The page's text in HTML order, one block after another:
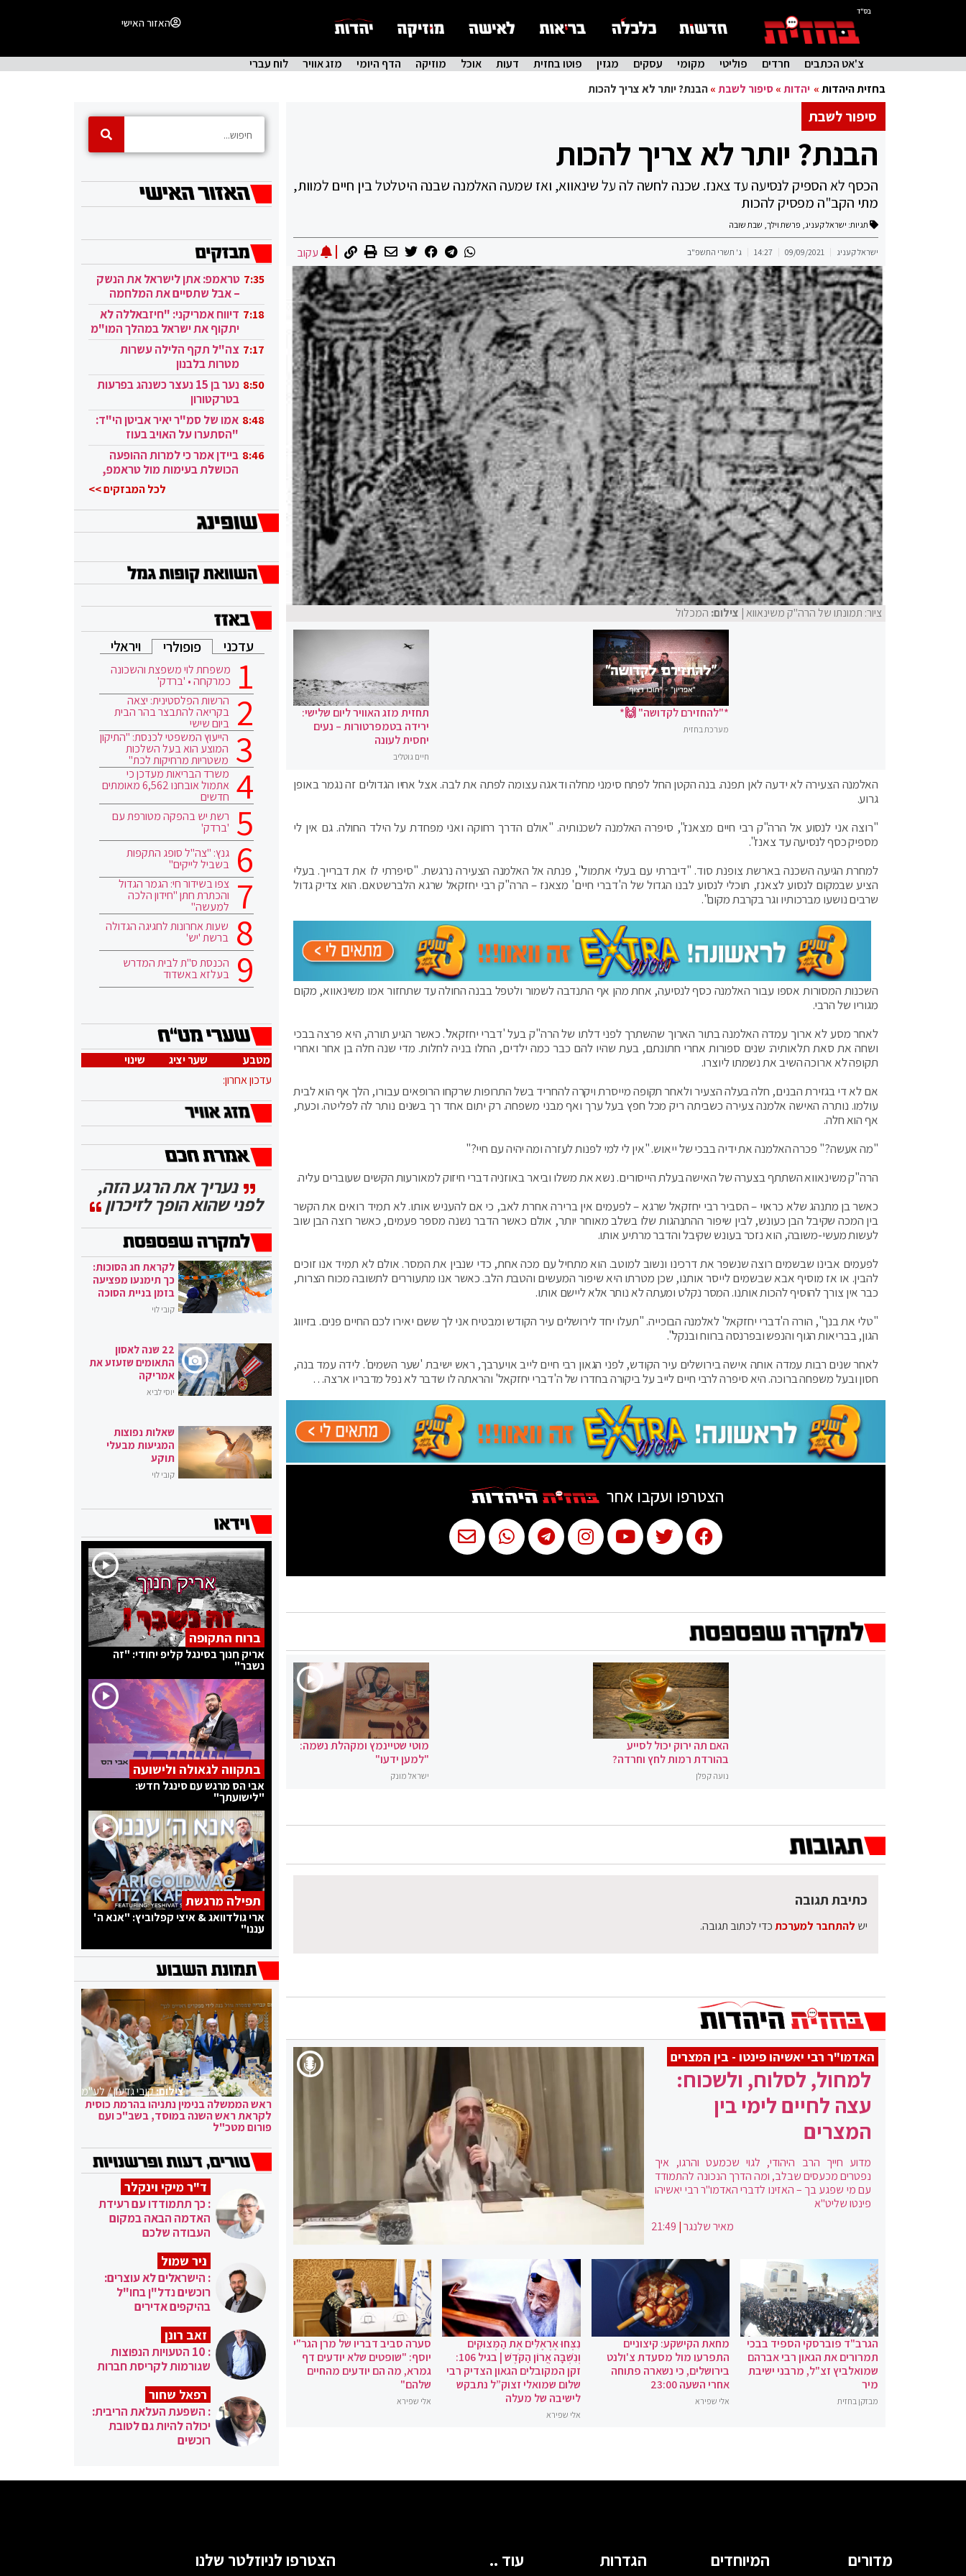
בס"ד
האזור האישי
צ'אט הכתבים חרדים פוליטי מקומי עסקים מגזין פוטו בחזית דעות אוכל מוזיקה הדף היומי מזג אוויר
לוח עברי
בחזית היהדות» יהדות»סיפור לשבת»הבנת? יותר לא צריך להכות
סיפור לשבת
הבנת? יותר לא צריך להכות
הכסף לא הספיק לנסיעה עד צאנז. שכנה לחשה לה על שינאווא, ואז שמעה האלמנה שבנה היטלטל בין חיים למוות,
מתי הקב"ה מפסיק להכות
תגיות: ישראל קעניג, פרשת וילך, שבת שובה
ישראל קעניג 09/09/2021
14:27 ג' תשרי התשפ"ב עקוב
ציור: תמונתו של הרה"ק משינאווא| צילום: המכלול
*"להחזירם לקדושה" 🙌*
מערכת בחזית
תחזית מזג האוויר ליום שלישי:
ירידה בטמפרטורות – נעים
יחסית לעונה
חיים גוטליב
האלמנה הצעירה לא ידעה לאן תפנה. בנה הקטן החל לפתח סימני מחלה ודאגה עצומה לפתה את לבה. אצל אחיו הגדולים זה נגמר באופן
גרוע.
"רוצה אני לנסוע אל הרה"ק רבי חיים מצאנז", סיפרה האלמנה לשכנותיה. "אולם הדרך רחוקה ואני מפחדת על הילד החולה. גם אין לי
מספיק כסף לנסיעה עד צאנז".
למחרת הגיעה השכנה בארשת צופנת סוד. "דיברתי עם בעלי אתמול", פנתה אל האלמנה הצעירה נרגשת. "סיפרתי לו את דברייך. בעלי
הציע שבמקום לנסוע לצאנז, תוכלי לנסוע לבנו הגדול של ה'דברי חיים' מצאנז – הרה"ק רבי יחזקאל שרגא הלברשטאם. הוא צדיק גדול
שרבים נושעו מברכותיו וגר בקרבת מקום".
השכנות המסורות אספו עבור האלמנה כסף לנסיעה, אחת מהן אף התנדבה לשמור ולטפל בבנה החולה עד שתחזור אמו משינאווא, מקום
מגוריו של הרבי.
לאחר מסע לא ארוך עמדה האלמנה בתור הארוך שהשתרך לפני דלתו של הרה"ק בעל 'דברי יחזקאל'. כאשר הגיע תורה, היא פרצה בבכי
ושחה את סאת תלאותיה: שנים ספורות אחרי חתונתם, בעת שהיו להם כבר כמה ילדים, החלו בניה לחלות. מדי שנה חלה בן אחר ואחרי
תקופה לא ארוכה השיב את נשמתו ליוצרו.
אם לא די בגזירת הבנים, חלה בעלה הצעיר ולאחר תקופה מייסרת ויקרה להחריד בשל התרופות שרקחו הרופאים עבורו, הלך אף הוא לבית
עולמו. נותרה האישה אלמנה צעירה כשביתה ריק מכל חפץ בעל ערך ואף מבני משפחה. רק יתום אחד רך בשנים נותר לה לפליטה. וכעת,
אף הוא חלה.
"מה אעשה?" פכרה האלמנה את ידיה בבכי של ייאוש. "אין לי למי לפנות לעזרה ומה יהיה עם חיי?"
הרה"ק משינאווא השתתף בצערה של האישה בעלת הייסורים. נשא את משלו וביאר באוזניה דברי חיזוק למאורעות הקשים שעוברים עליה.
כאשר בן מתנהג שלא כראוי – הסביר רבי יחזקאל שרגא – לפעמים אין ברירה אחרת לאב, כי אם להעניש אותו. לא תמיד רואים את הקשר
בין המכה שקיבל הבן כעונש, לבין שיפור ההתנהגות שלו בשלב מאוחר יותר, אולם כאשר הדבר נשנה מספר פעמים, כאשר רוצה הבן שוב
לעשות מעשי-משובה, הוא נזכר בעונש שקיבל והדבר מרתיע אותו.
לפעמים אבינו שבשמים רוצה שנשפר את דרכינו ונשוב למוטב. הוא מתחיל עם מכה אחת, כדי שנבין את המסר. אולם לא תמיד אנו זוכים
להבין. או אז מוסיף אבא שבשמים לייסר אותנו, שכן מטרתו היא שיפור המעשים והטבת הלב. כאשר אנו מתעוררים לתשובה מכוח הצרות,
כבר אין צורך להוסיף להכות אותנו. המסר נקלט ומעתה לא נותר אלא ליישם אותו.
"טלי את בנך", הורה ה'דברי יחזקאל' לאלמנה הבוכייה. "תעלו יחד לירושלים עיר הקודש ומבטיח אני לך ששם יאירו לכם החיים פנים. בזיווג
הגון, בבריאות הגוף והנפש ובפרנסה ברווח ובנקל".
לאחר שנים רבות עמדה אותה אישה בירושלים עיר הקודש, לפני הגאון רבי חיים לייב אויערבך, ראש ישיבת 'שער השמים'. לידה עמד בנה,
חסון ובעל משפחה ברוכה. היא סיפרה לרבי חיים לייב על ביקורה בחדרו של ה'דברי יחזקאל' והראתה לו שדבר לא נפל מדבריו ארצה…
הצטרפו ועקבו אחר
האם תה ירוק יכול לסייע
בהורדת רמות לחץ וחרדה?
נועה קפלן
מוטי שטיינמץ ומקהלת נשמה:
"למען ידעו"
ישראל מונק
כתיבת תגובה
יש להתחבר למערכתכדי לכתוב תגובה.
האדמו"ר רבי יאשיהו פינטו - בין המצרים
למחול, לסלוח, ולשכוח:
עצה לחיים לימי בין
המצרים
מדוע חייך הרב היהודי, לגוי שכמעט והרגו, איך
נפטרים מכעסים שבלב, ומה הדרך הנכונה להתמודד
עם מי שפגע בך – האזינו לדברי האדמו"ר רבי יאשיהו
פינטו שליט"א
מאיר שלנגר|
21:49
הגרב"ד פוברסקי הספיד בבכי
תמרורים את הגאון רבי אברהם
שמואלביץ זצ"ל, מרבני ישיבת
מיר
מבזקן בחזית
מחאת הקישקע: קיצוניים
התפרעו מול מסעדת צ'ולנט
בירושלים, כי נשארה פתוחה
אחרי השעה 23:00
אלי שפירא
נִצְּחוּ אֶרְאֶלִּים אֶת הַמְּצוּקִים
וְנִשְׁבָּה אֲרוֹן הַקֹּדֶשׁ | בגיל 106:
זקן המקובלים הגאון הצדיק רבי
שלום שמואלי זצוק”ל נתבקש
לישיבה של מעלה
אלי שפירא
סערה סביב דבריו של מרן הגר"י
יוסף: "שופטים שלא יודעים דף
גמרא, מה הם יודעים מהחיים
שלהם"
אלי שפירא
7:35 טראמפ: אתן לישראל את הנשק
– אבל שתסיים את המלחמה
בעזה 7:18 דיווח אמריקני: "חיזבאללה לא
יתקוף את ישראל במהלך המו"מ
בקטאר" 7:17 צה"ל תקף הלילה עשרות
מטרות בלבנון
8:50
נער בן 15 נעצר כשנהג בפרעות
בטרקטורון
8:48 אמו של סמ"ר יאיר אביטן הי"ד:
"הסתערו על האויב בעוז
ובגבורה" 8:46 ביידן אמר כי למרות ההופעה
הכושלת בעימות מול טראמפ,
לכל המבזקים >>
עדכני פופולרי ויראלי
משפחת לוי משפצת והשכונה
כמרקחה • 'ברדק'
הרשות הפלסטינית: יצאה
בקריאה להתבצר בהר הבית
ביום שישי
הייעוץ המשפטי לכנסת: "התיקון
המוצע הוא בעל השלכות
משטריות מרחיקות לכת"
משרד הבריאות מעדכן כי
אתמול אובחנו 6,562 מאומתים
חדשים
רשת יש בהפקה מטורפת עם
'ברדק'
גנץ: "צה"ל סופג התקפות
בשביל לייקים"
צפו בשידור חי: הגמר הגדול
והכתרת חתן "חידון הלכה
למעשה"
שעות אחרונות לחגיגה הגדולה
ברשת 'יש'
הכנסת ס"ת לבית המדרש
בעלזא באשדוד
מטבע שער יציג
שינוי
עדכון אחרון:
נעריך את הרגע הזה,
לפני שהוא הופך לזיכרון
לקראת חג הסוכות:
כך תימנעו מפציעה
בזמן בניית הסוכה
קובי לוי
22 שנה לאסון
התאומים שזעזע את
אמריקה
יוסי לביא
שאלות נפוצות
המגיעות מבעלי
תוקע
קובי לוי
ברוח התקופה
אריק חנוך בסינגל קליפ יחודי: "זה
נשבר"
בתקווה לגאולה ולישועה
אבי הס מרגש עם סינגל חדש:
"לישועתך"
תפילה מרגשת
ארי גולדוואג & איצי קפלוביץ: "אנא ה'
עננו"
צילום:קובי גדעון / לע"מ
ראש הממשלה בנימין נתניהו בהרמת כוסית
לקראת ראש השנה במוסד, בשב"כ ועם
פורום מטכ"ל
ד"ר מיקי וינקלר
: כך תתמודדו עם רעידת
האדמה הבאה במקום
העבודה שלכם
ניר שמול
: הישראלים לא עוצרים:
רוכשים נדל"ן בחו"ל
בהיקפים אדירים
זאב רונן
: 10 הטעויות הנפוצות
שגורמות לקריסת חברות
רפאל שחור
: השפעת העלאת הריבית:
יכולה להיות גם לטובת
רוכשים
מדורים המיוחדים הגדרות עוד .. הצטרפו לניוזלטר שלנו